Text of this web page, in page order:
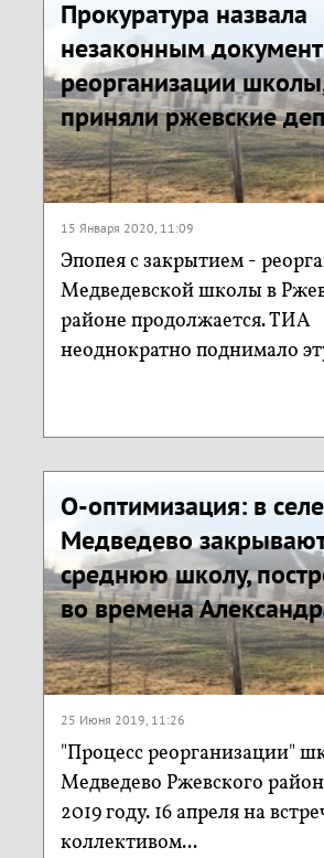
Прокуратура назвала
незаконным
реорганизации
приняли ржевские
15 Января 2020, 11:09
Эпопея с закрытием -
Медведевской школы в
районе продолжается. ТИА
неоднократно поднимало
О-оптимизация: в селе
Медведево
среднюю школу,
во времена
25 Июня 2019, 11:26
"Процесс реорганизации"
Медведево Ржевского
2019 году. 16 апреля на
коллективом...